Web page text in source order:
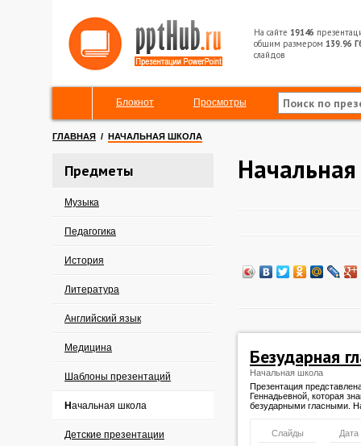
На сайте 19146
общим размером 139.96
слайдов
Блокнот Просмотры
ГЛАВНАЯ / НАЧАЛЬНАЯ ШКОЛА
Предметы
Музыка
Педагогика
История
Литература
Английский язык
Медицина
Шаблоны презентаций
Начальная школа
Детские презентации
Безударная
Начальная школа
Презентация
Геннадьевной, которая
безударными гласными.
Слайды
Дата